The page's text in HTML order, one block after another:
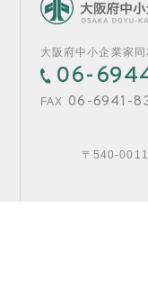
大阪府中小企業家
06-
FAX 06-6941-
〒540-